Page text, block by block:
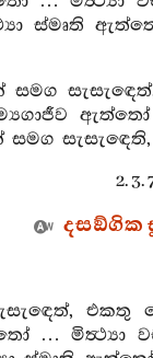
ස්මෘති
සමග
2. 3.
දසඞ්ගික
එකතු
…